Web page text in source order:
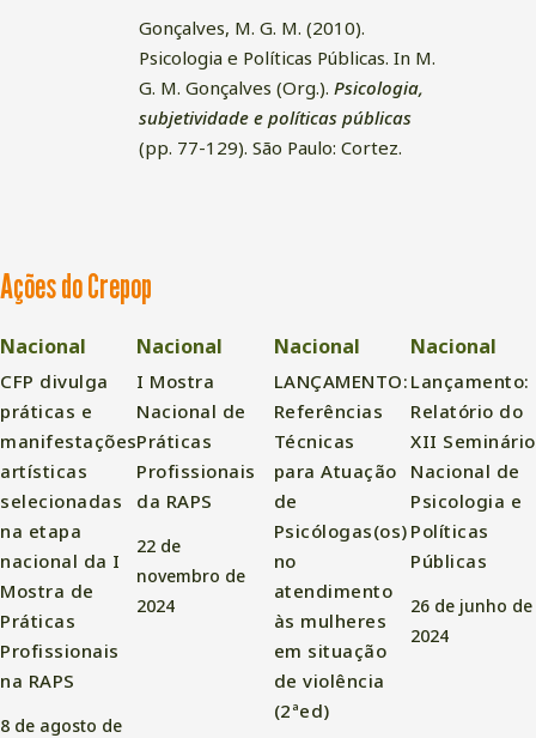
Gonçalves, M. G. M. (2010).
Psicologia e Políticas Públicas. In M.
G. M. Gonçalves (Org.). Psicologia,
subjetividade e políticas públicas
(pp. 77-129). São Paulo: Cortez.
Ações do Crepop
Nacional
CFP divulga
práticas e
manifestações
artísticas
selecionadas
na etapa
nacional da I
Mostra de
Práticas
Profissionais
na RAPS
8 de agosto de
Nacional
I Mostra
Nacional de
Práticas
Profissionais
da RAPS
22 de
novembro de
2024
Nacional
LANÇAMENTO:
Referências
Técnicas
para Atuação
de
Psicólogas(os)
no
atendimento
às mulheres
em situação
de violência
(2ªed)
Nacional
Lançamento:
Relatório do
XII Seminário
Nacional de
Psicologia e
Políticas
Públicas
26 de junho de
2024